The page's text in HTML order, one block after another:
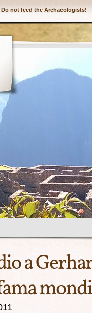
Do not feed the Archaeologists!
a